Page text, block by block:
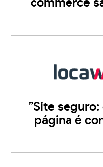
commerce
”Site
página é